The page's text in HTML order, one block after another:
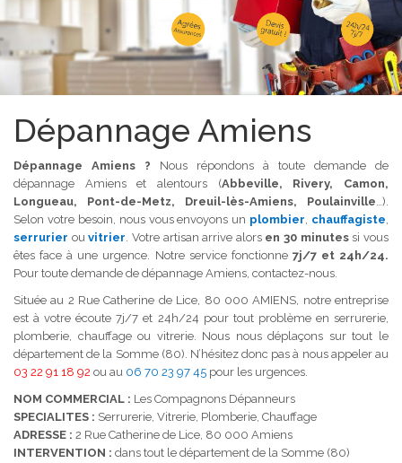
Dépannage Amiens
Dépannage Amiens ? Nous répondons à toute demande de
dépannage Amiens et alentours (Abbeville, Rivery, Camon,
Longueau, Pont-de-Metz, Dreuil-lès-Amiens, Poulainville…).
Selon votre besoin, nous vous envoyons un plombier, chauffagiste,
serrurier ouvitrier. Votre artisan arrive alors en 30 minutessi vous
êtes face à une urgence. Notre service fonctionne 7j/7 et 24h/24.
Pour toute demande de dépannage Amiens, contactez-nous.
Située au 2 Rue Catherine de Lice, 80 000 AMIENS, notre entreprise
est à votre écoute 7j/7 et 24h/24 pour tout problème en serrurerie,
plomberie, chauffage ou vitrerie. Nous nous déplaçons sur tout le
département de la Somme (80). N’hésitez donc pas à nous appeler au
03 22 91 18 92 ou au 06 70 23 97 45 pour les urgences.
NOM COMMERCIAL : Les Compagnons Dépanneurs
SPECIALITES : Serrurerie, Vitrerie, Plomberie, Chauffage
ADRESSE : 2 Rue Catherine de Lice, 80 000 Amiens
INTERVENTION : dans tout le département de la Somme (80)